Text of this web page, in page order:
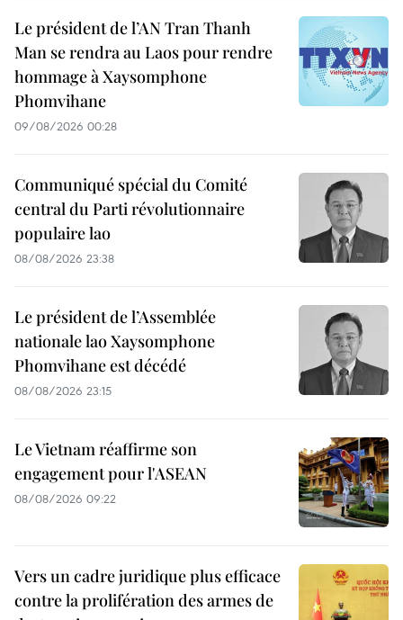
Le président de l’AN Tran Thanh
Man se rendra au Laos pour rendre
hommage à Xaysomphone
Phomvihane
09/08/2026 00:28
Communiqué spécial du Comité
central du Parti révolutionnaire
populaire lao
08/08/2026 23:38
Le président de l’Assemblée
nationale lao Xaysomphone
Phomvihane est décédé
08/08/2026 23:15
Le Vietnam réaffirme son
engagement pour l'ASEAN
08/08/2026 09:22
Vers un cadre juridique plus efficace
contre la prolifération des armes de